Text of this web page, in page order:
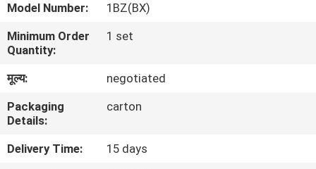
कारखाना
गुणवत्ता
Model Number:
1BZ(BX)
Minimum Order
Quantity:
1 set
मूल्य:
negotiated
Packaging
Details:
carton
Delivery Time:
15 days